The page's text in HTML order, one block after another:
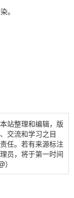
。
站整理和编辑，版
交流和学习之目
任。若有来源标注
员，将于第一时间